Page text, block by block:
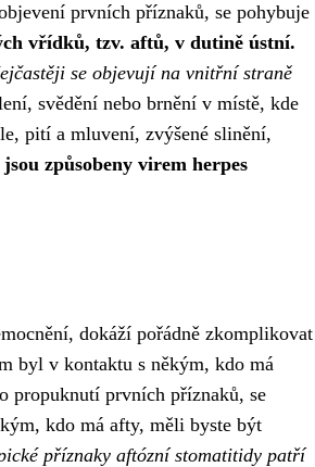
prvních příznaků, se pohybuje
vřídků, tzv. aftů, v dutině ústní.
se objevují na vnitřní straně
svědění nebo brnění v místě, kde
pití a mluvení, zvýšené slinění,
způsobeny virem herpes
dokáží pořádně zkomplikovat
byl v kontaktu s někým, kdo má
propuknutí prvních příznaků, se
kdo má afty, měli byste být
příznaky aftózní stomatitidy patří